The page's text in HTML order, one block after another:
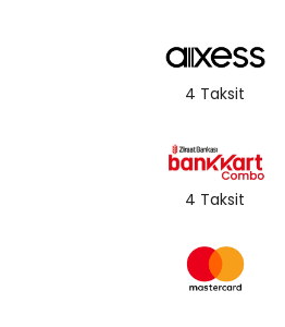
4 Taksit
4 Taksit